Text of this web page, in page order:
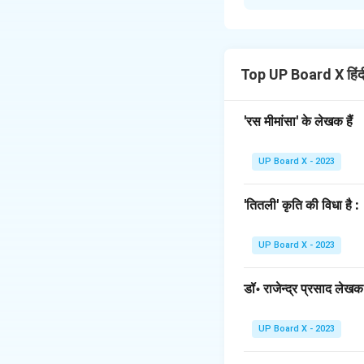
चुके हैं। तब रावण अपने
राम-लक्ष्मण की सेना
क्षति पहुँचाता है।
तब श्रीराम की
'तुमुल' (कोलाहलपूर्ण)
अंत में, विभीषण की
खण्डकाव्य लक्ष्मण के
Download
Top UP Board X
'रस मीमांसा' के लेखक हैं
UP Board X - 2023
'तितली' कृति की विधा है :
UP Board X - 2023
डॉ॰ राजेन्द्र प्रसाद
UP Board X - 2023